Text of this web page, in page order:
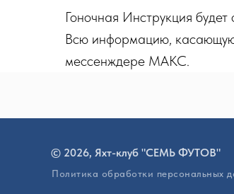
Гоночная Инструкция
Всю информацию,
мессенждере МАКС.
© 2026, Яхт-клуб "СЕМЬ ФУТОВ"
Политика обработки персональных